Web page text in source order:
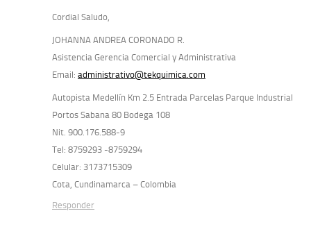
Cordial Saludo,
JOHANNA ANDREA CORONADO R.
Asistencia Gerencia Comercial y Administrativa
Email: administrativo@tekquimica.com
Autopista Medellín Km 2.5 Entrada Parcelas Parque Industrial
Portos Sabana 80 Bodega 108
Nit. 900.176.588-9
Tel: 8759293 -8759294
Celular: 3173715309
Cota, Cundinamarca – Colombia
Responder